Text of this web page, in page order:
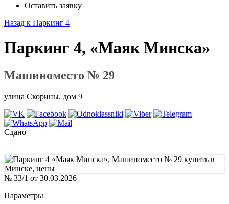
Оставить заявку
Назад к Паркинг 4
Паркинг 4, «Маяк Минска»
Машиноместо № 29
улица Скорины, дом 9
Сдано
№ 33/1 от 30.03.2026
Параметры